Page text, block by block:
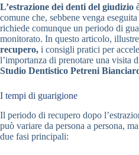
L’estrazione dei denti del giudizio
comune che, sebbene venga
richiede comunque un periodo di
monitorato. In questo articolo,
recupero, i consigli pratici per
l’importanza di prenotare una visita
Studio Dentistico Petreni
I tempi di guarigione
Il periodo di recupero dopo
può variare da persona a persona,
due fasi principali: